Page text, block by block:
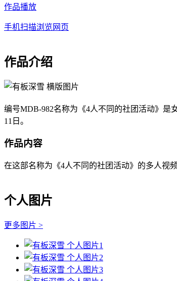
作品播放
手机扫描浏览网页
作品介绍
编号MDB-982名称为《4人不同的社团活动》是
11日。
作品内容
在这部名称为《4人不同的社团活动》的多人视
个人图片
更多图片 >